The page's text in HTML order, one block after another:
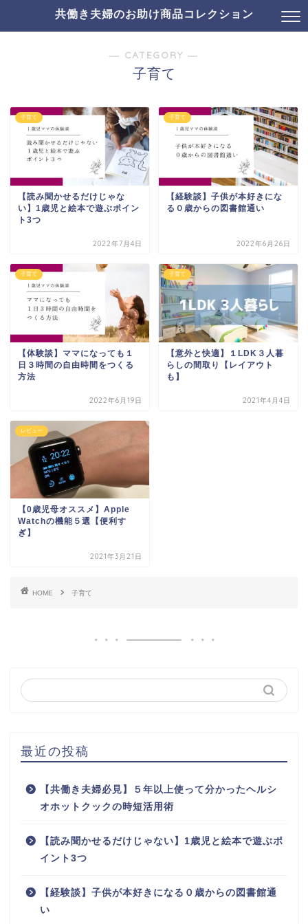
共働き夫婦のお助け商品コレクション
― CATEGORY ―
子育て
子育て
【読み聞かせるだけじゃな
い】1歳児と絵本で遊ぶポイン
ト3つ
2022年7月4日
子育て
【経験談】子供が本好きにな
る０歳からの図書館通い
2022年6月26日
子育て
【体験談】ママになっても１
日３時間の自由時間をつくる
方法
2022年6月19日
子育て
【意外と快適】１LDK３人暮
らしの間取り【レイアウト
も】
2021年4月4日
レビュー
【0歳児母オススメ】Apple
Watchの機能５選【便利す
ぎ】
2021年3月21日
HOME 子育て
最近の投稿
【共働き夫婦必見】５年以上使って分かったヘルシ
オホットクックの時短活用術
【読み聞かせるだけじゃない】1歳児と絵本で遊ぶポ
イント3つ
【経験談】子供が本好きになる０歳からの図書館通
い